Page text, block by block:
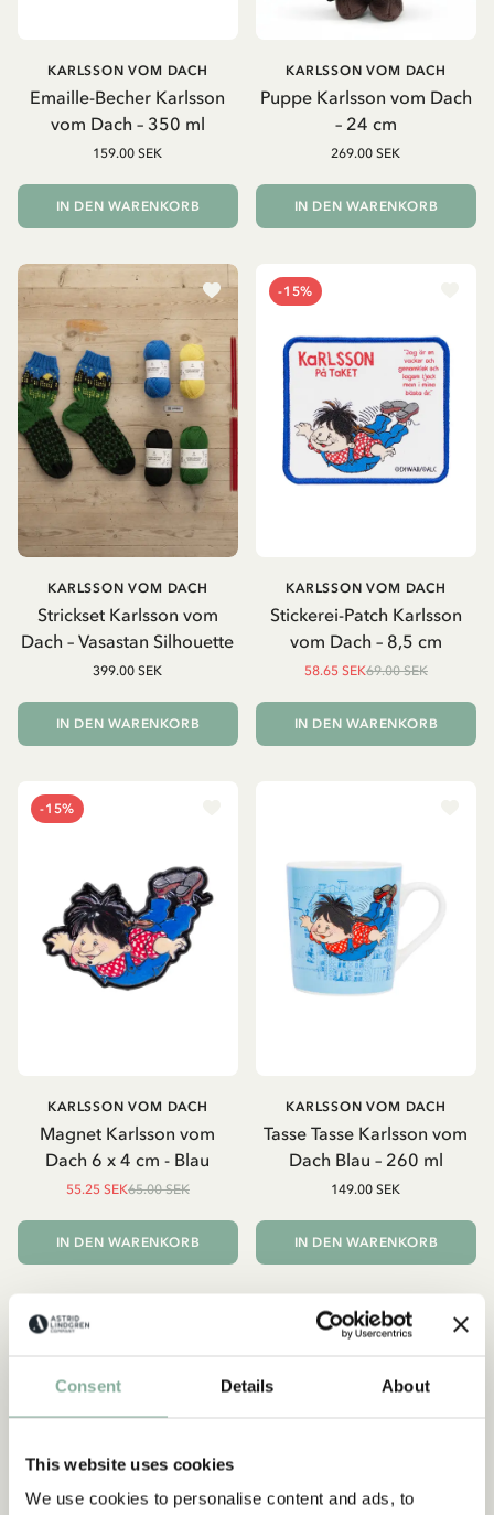
Consent Details About
This website uses cookies
We use cookies to personalise content and ads, to
Emaille-Becher Karlsson
vom Dach – 350 ml
KARLSSON VOM DACH
159.00 SEK
IN DEN WARENKORB
Puppe Karlsson vom Dach
– 24 cm
KARLSSON VOM DACH
269.00 SEK
IN DEN WARENKORB
Strickset Karlsson vom
Dach – Vasastan Silhouette
KARLSSON VOM DACH
399.00 SEK
IN DEN WARENKORB
-15%
Stickerei-Patch Karlsson
vom Dach – 8,5 cm
KARLSSON VOM DACH
58.65 SEK69.00 SEK
IN DEN WARENKORB
-15%
Magnet Karlsson vom
Dach 6 x 4 cm - Blau
KARLSSON VOM DACH
55.25 SEK65.00 SEK
IN DEN WARENKORB
Tasse Tasse Karlsson vom
Dach Blau – 260 ml
KARLSSON VOM DACH
149.00 SEK
IN DEN WARENKORB
NEU
Abonnieren Sie unseren
Newsletter und erhalten Sie 10